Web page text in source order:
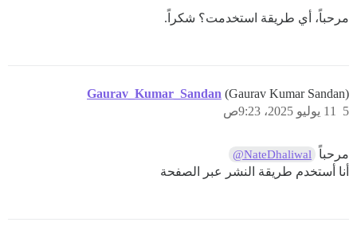
مرحباً، أي طريقة استخدمت؟ شكراً.
Gaurav_Kumar_Sandan (Gaurav Kumar Sandan)
11 يوليو 2025، 9:23ص
5
مرحباً @NateDhaliwal
أنا أستخدم طريقة النشر عبر الصفحة